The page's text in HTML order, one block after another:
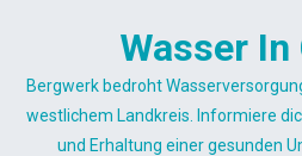
Wasser In
Bergwerk bedroht
westlichem Landkreis. Informiere
und Erhaltung einer gesunden